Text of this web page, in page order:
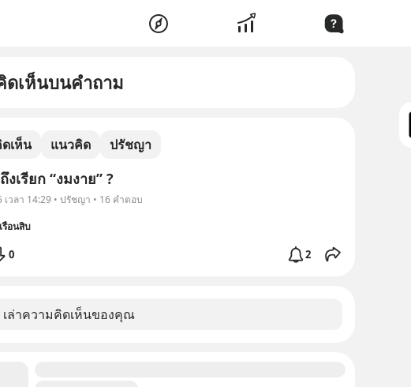
ดเห็นบนคำถาม
เห็น แนวคิด ปรัชญา
งเรียก “งมงาย” ?
เวลา 14:29 • ปรัชญา • 16 คำตอบ
รือนสิบ
0 2
เล่าความคิดเห็นของคุณ